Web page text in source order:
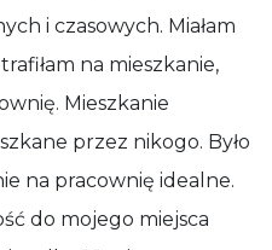
i czasowych. Miałam
na mieszkanie,
Mieszkanie
przez nikogo. Było
na pracownię idealne.
do mojego miejsca